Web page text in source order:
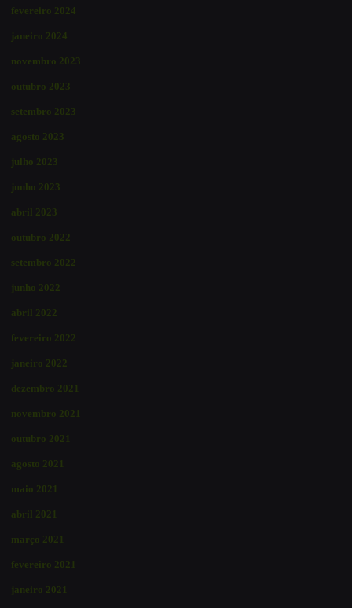
fevereiro 2024
janeiro 2024
novembro 2023
outubro 2023
setembro 2023
agosto 2023
julho 2023
junho 2023
abril 2023
outubro 2022
setembro 2022
junho 2022
abril 2022
fevereiro 2022
janeiro 2022
dezembro 2021
novembro 2021
outubro 2021
agosto 2021
maio 2021
abril 2021
março 2021
fevereiro 2021
janeiro 2021